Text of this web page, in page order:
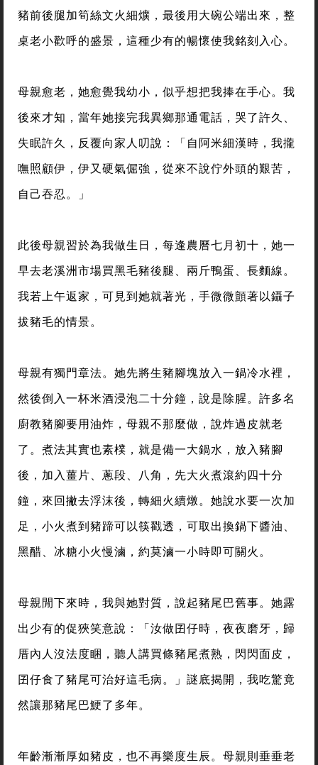
豬前後腿加筍絲文火細爌，最後用大碗公端出來，整
桌老小歡呼的盛景，這種少有的暢懷使我銘刻入心。
母親愈老，她愈覺我幼小，似乎想把我捧在手心。我
後來才知，當年她接完我異鄉那通電話，哭了許久、
失眠許久，反覆向家人叨說：「自阿米細漢時，我攏
嘸照顧伊，伊又硬氣倔強，從來不說佇外頭的艱苦，
自己吞忍。」
此後母親習於為我做生日，每逢農曆七月初十，她一
早去老溪洲市場買黑毛豬後腿、兩斤鴨蛋、長麵線。
我若上午返家，可見到她就著光，手微微顫著以鑷子
拔豬毛的情景。
母親有獨門章法。她先將生豬腳塊放入一鍋冷水裡，
然後倒入一杯米酒浸泡二十分鐘，說是除腥。許多名
廚教豬腳要用油炸，母親不那麼做，說炸過皮就老
了。煮法其實也素樸，就是備一大鍋水，放入豬腳
後，加入薑片、蔥段、八角，先大火煮滾約四十分
鐘，來回撇去浮沫後，轉細火續燉。她說水要一次加
足，小火煮到豬蹄可以筷戳透，可取出換鍋下醬油、
黑醋、冰糖小火慢滷，約莫滷一小時即可關火。
母親閒下來時，我與她對質，說起豬尾巴舊事。她露
出少有的促狹笑意說：「汝做囝仔時，夜夜磨牙，歸
厝內人沒法度睏，聽人講買條豬尾煮熟，閃閃面皮，
囝仔食了豬尾可治好這毛病。」謎底揭開，我吃驚竟
然讓那豬尾巴鯁了多年。
年齡漸漸厚如豬皮，也不再樂度生辰。母親則垂垂老